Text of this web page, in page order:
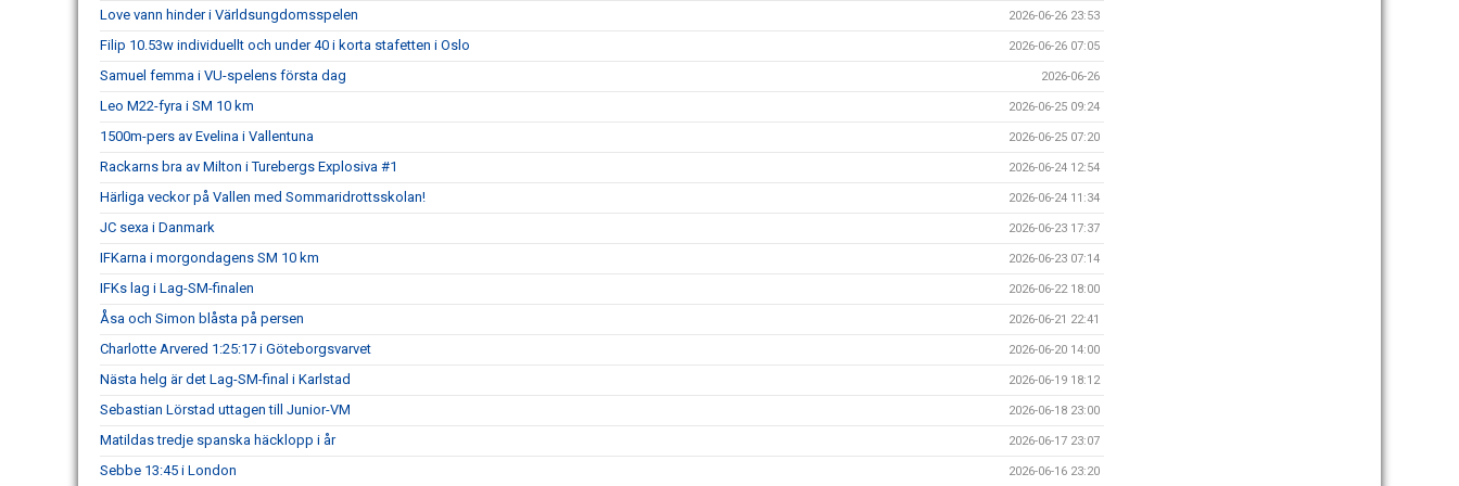
Love vann hinder i Världsungdomsspelen 2026-06-26 23:53
Filip 10.53w individuellt och under 40 i korta stafetten i Oslo 2026-06-26 07:05
Samuel femma i VU-spelens första dag 2026-06-26
Leo M22-fyra i SM 10 km 2026-06-25 09:24
1500m-pers av Evelina i Vallentuna 2026-06-25 07:20
Rackarns bra av Milton i Turebergs Explosiva #1 2026-06-24 12:54
Härliga veckor på Vallen med Sommaridrottsskolan! 2026-06-24 11:34
JC sexa i Danmark 2026-06-23 17:37
IFKarna i morgondagens SM 10 km 2026-06-23 07:14
IFKs lag i Lag-SM-finalen 2026-06-22 18:00
Åsa och Simon blåsta på persen 2026-06-21 22:41
Charlotte Arvered 1:25:17 i Göteborgsvarvet 2026-06-20 14:00
Nästa helg är det Lag-SM-final i Karlstad 2026-06-19 18:12
Sebastian Lörstad uttagen till Junior-VM 2026-06-18 23:00
Matildas tredje spanska häcklopp i år 2026-06-17 23:07
Sebbe 13:45 i London 2026-06-16 23:20